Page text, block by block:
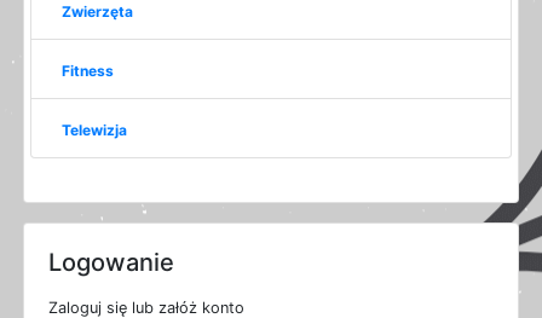
Zwierzęta
Fitness
Telewizja
Logowanie
Zaloguj się lub załóż konto